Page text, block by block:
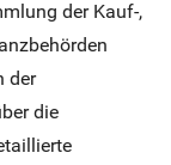
der Kauf-,
der
die